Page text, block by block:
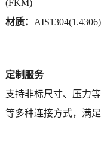
(FKM)
材质：
定制服务
支持非标尺寸、压力
等多种连接方式，满